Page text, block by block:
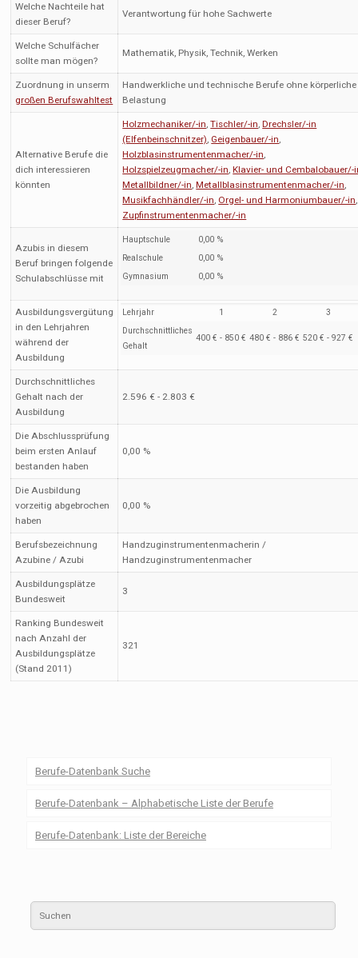
Welche Nachteile hat
dieser Beruf?
Verantwortung für hohe Sachwerte
Welche Schulfächer
sollte man mögen?
Mathematik, Physik, Technik, Werken
Zuordnung in unserm
großen Berufswahltest
Handwerkliche und technische Berufe ohne körperliche
Belastung
Alternative Berufe die
dich interessieren
könnten
Holzmechaniker/-in,Tischler/-in,Drechsler/-in
(Elfenbeinschnitzer), Geigenbauer/-in,
Holzblasinstrumentenmacher/-in,
Holzspielzeugmacher/-in,Klavier- und Cembalobauer/-
Metallbildner/-in,Metallblasinstrumentenmacher/-in,
Musikfachhändler/-in,Orgel- und Harmoniumbauer/-in,
Zupfinstrumentenmacher/-in
Azubis in diesem
Beruf bringen folgende
Schulabschlüsse mit
Hauptschule
0,00 %
Realschule
0,00 %
Gymnasium
0,00 %
Ausbildungsvergütung
in den Lehrjahren
während der
Ausbildung
Lehrjahr 1 2 3
Durchschnittliches
Gehalt
400 € - 850 € 480 € - 886 € 520 € - 927 €
Durchschnittliches
Gehalt nach der
Ausbildung
2.596 € - 2.803 €
Die Abschlussprüfung
beim ersten Anlauf
bestanden haben
0,00 %
Die Ausbildung
vorzeitig abgebrochen
haben
0,00 %
Berufsbezeichnung
Azubine / Azubi
Handzuginstrumentenmacherin /
Handzuginstrumentenmacher
Ausbildungsplätze
Bundesweit
3
Ranking Bundesweit
nach Anzahl der
Ausbildungsplätze
(Stand 2011)
321
Berufe-Datenbank Suche
Berufe-Datenbank – Alphabetische Liste der Berufe
Berufe-Datenbank: Liste der Bereiche